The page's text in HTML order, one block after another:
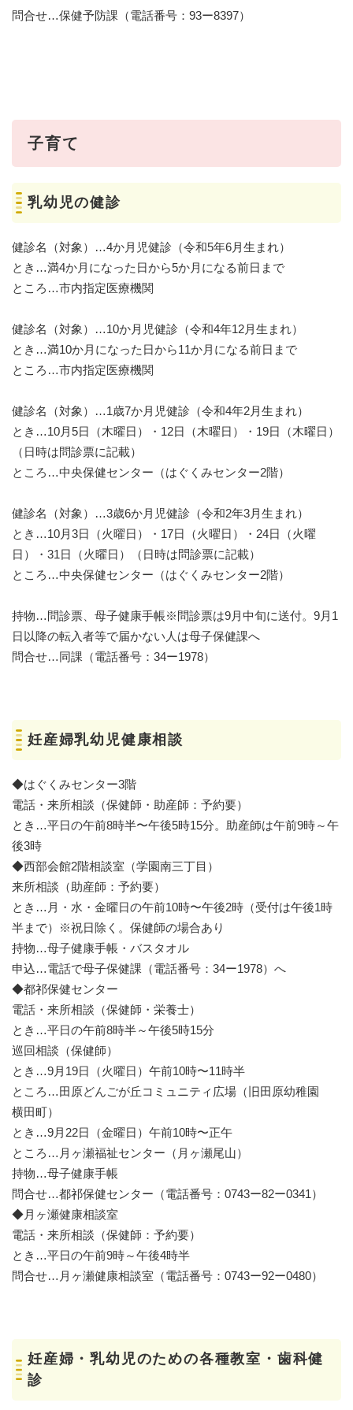
問合せ…保健予防課（電話番号：93ー8397）
子育て
乳幼児の健診
健診名（対象）…4か月児健診（令和5年6月生まれ）
とき…満4か月になった日から5か月になる前日まで
ところ…市内指定医療機関
健診名（対象）…10か月児健診（令和4年12月生まれ）
とき…満10か月になった日から11か月になる前日まで
ところ…市内指定医療機関
健診名（対象）…1歳7か月児健診（令和4年2月生まれ）
とき…10月5日（木曜日）・12日（木曜日）・19日（木曜日）
（日時は問診票に記載）
ところ…中央保健センター（はぐくみセンター2階）
健診名（対象）…3歳6か月児健診（令和2年3月生まれ）
とき…10月3日（火曜日）・17日（火曜日）・24日（火曜
日）・31日（火曜日）（日時は問診票に記載）
ところ…中央保健センター（はぐくみセンター2階）
持物…問診票、母子健康手帳※問診票は9月中旬に送付。9月1
日以降の転入者等で届かない人は母子保健課へ
問合せ…同課（電話番号：34ー1978）
妊産婦乳幼児健康相談
◆はぐくみセンター3階
電話・来所相談（保健師・助産師：予約要）
とき…平日の午前8時半〜午後5時15分。助産師は午前9時～午
後3時
◆西部会館2階相談室（学園南三丁目）
来所相談（助産師：予約要）
とき…月・水・金曜日の午前10時〜午後2時（受付は午後1時
半まで）※祝日除く。保健師の場合あり
持物…母子健康手帳・バスタオル
申込…電話で母子保健課（電話番号：34ー1978）へ
◆都祁保健センター
電話・来所相談（保健師・栄養士）
とき…平日の午前8時半～午後5時15分
巡回相談（保健師）
とき…9月19日（火曜日）午前10時〜11時半
ところ…田原どんごが丘コミュニティ広場（旧田原幼稚園
横田町）
とき…9月22日（金曜日）午前10時〜正午
ところ…月ヶ瀬福祉センター（月ヶ瀬尾山）
持物…母子健康手帳
問合せ…都祁保健センター（電話番号：0743ー82ー0341）
◆月ヶ瀬健康相談室
電話・来所相談（保健師：予約要）
とき…平日の午前9時～午後4時半
問合せ…月ヶ瀬健康相談室（電話番号：0743ー92ー0480）
妊産婦・乳幼児のための各種教室・歯科健
診